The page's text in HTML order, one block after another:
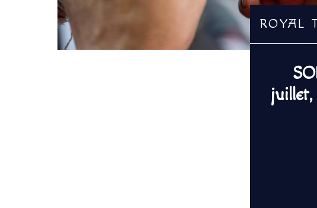
ROYAL